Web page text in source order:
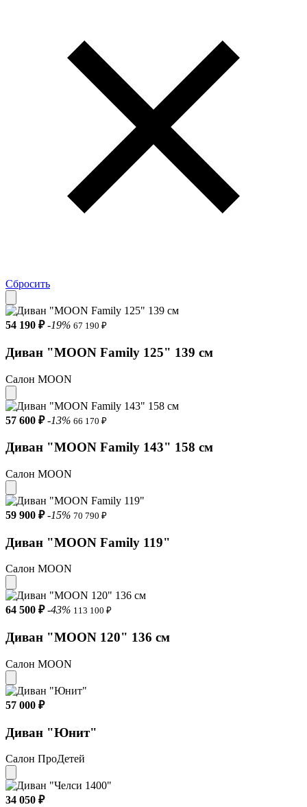
Сбросить
54 190 ₽ -19% 67 190 ₽
Диван "MOON Family 125" 139 см
Салон MOON
57 600 ₽ -13% 66 170 ₽
Диван "MOON Family 143" 158 см
Салон MOON
59 900 ₽ -15% 70 790 ₽
Диван "MOON Family 119"
Салон MOON
64 500 ₽ -43% 113 100 ₽
Диван "MOON 120" 136 см
Салон MOON
57 000 ₽
Диван "Юнит"
Салон ПроДетей
34 050 ₽